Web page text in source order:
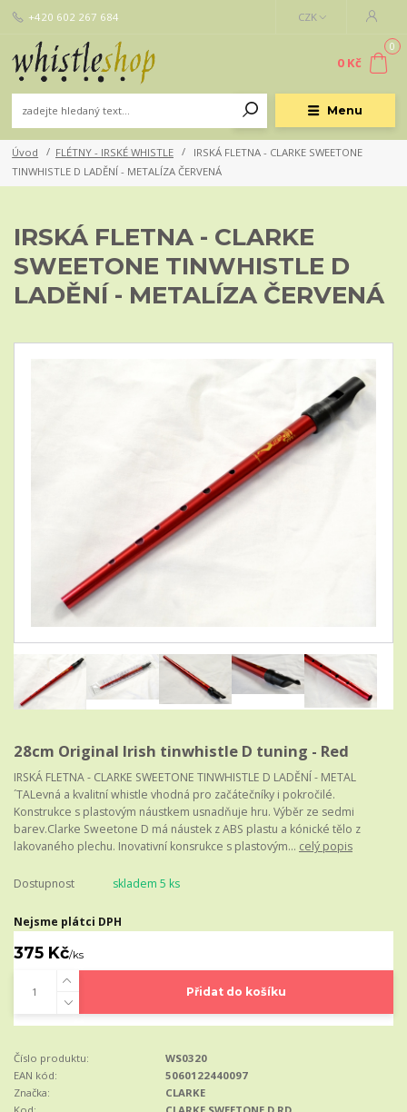
Menu
CZK
+420 602 267 684
0
0 Kč
Úvod FLÉTNY - IRSKÉ WHISTLE
IRSKÁ FLETNA - CLARKE SWEETONE
TINWHISTLE D LADĚNÍ - METALÍZA ČERVENÁ
IRSKÁ FLETNA - CLARKE
SWEETONE TINWHISTLE D
LADĚNÍ - METALÍZA ČERVENÁ
28cm Original Irish tinwhistle D tuning - Red
IRSKÁ FLETNA - CLARKE SWEETONE TINWHISTLE D LADĚNÍ - METAL
´TALevná a kvalitní whistle vhodná pro začátečníky i pokročilé.
Konstrukce s plastovým náustkem usnadňuje hru. Výběr ze sedmi
barev.Clarke Sweetone D má náustek z ABS plastu a kónické tělo z
lakovaného plechu. Inovativní konsrukce s plastovým... celý popis
Dostupnost skladem 5 ks
Nejsme plátci DPH
375 Kč/ks
Přidat do košíku
Číslo produktu:
WS0320
EAN kód:
5060122440097
Značka:
CLARKE